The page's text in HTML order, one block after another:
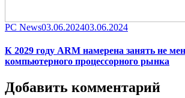
Category
PC NewsPosted
03.06.202403.06.2024
К 2029 году ARM намерена занять не
компьютерного процессорного рынка
Добавить комментарий